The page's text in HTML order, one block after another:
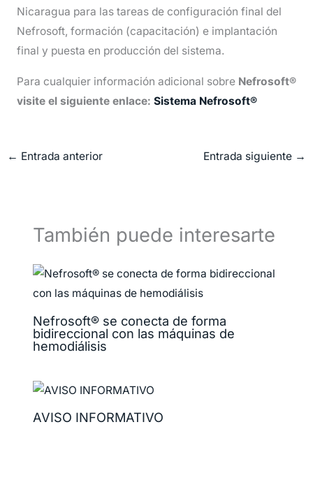
Nicaragua para las tareas de configuración final del
Nefrosoft, formación (capacitación) e implantación
final y puesta en producción del sistema.
Para cualquier información adicional sobre Nefrosoft®
visite el siguiente enlace: Sistema Nefrosoft®
← Entrada anterior Entrada siguiente →
También puede interesarte
Nefrosoft® se conecta de forma
bidireccional con las máquinas de
hemodiálisis
AVISO INFORMATIVO